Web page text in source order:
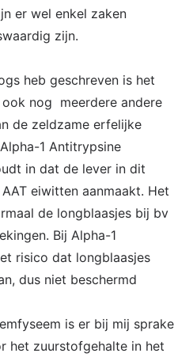
er wel enkel zaken
zijn.
heb geschreven is het
nog meerdere andere
de zeldzame erfelijke
1 Antitrypsine
in dat de lever in dit
eiwitten aanmaakt. Het
de longblaasjes bij bv
Bij Alpha-1
risico dat longblaasjes
dus niet beschermd
is er bij mij sprake
het zuurstofgehalte in het